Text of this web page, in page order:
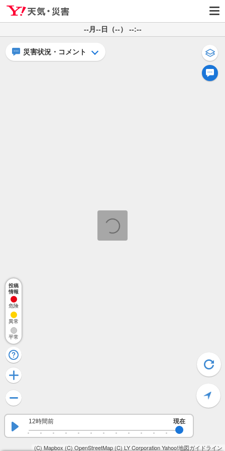
--月--日（--） --:--
(C) Mapbox (C) OpenStreetMap(C) LY CorporationYahoo!地図ガイドライン
災害状況・コメント
12時間前 現在
投稿
情報
危険
異常
平常